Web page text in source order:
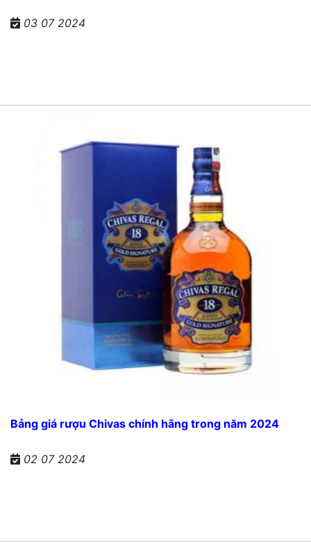
03 07 2024
Bảng giá rượu Chivas chính hãng trong năm 2024
02 07 2024